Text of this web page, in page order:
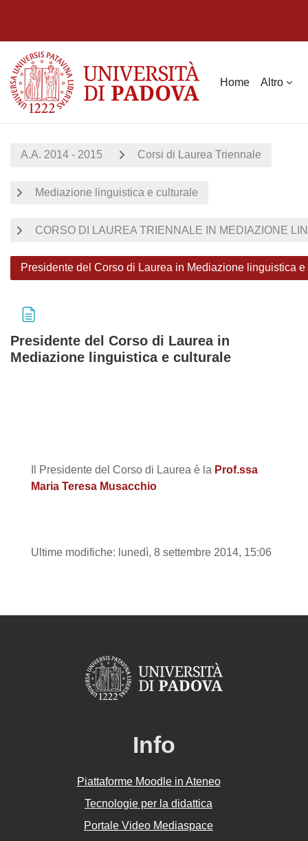
Home Altro
A.A. 2014 - 2015 Corsi di Laurea Triennale
Mediazione linguistica e culturale
CORSO DI LAUREA TRIENNALE IN MEDIAZIONE
Presidente del Corso di Laurea in Mediazione linguistica
Presidente del Corso di Laurea in
Mediazione linguistica e culturale
Il Presidente del Corso di Laurea è la Prof.ssa
Maria Teresa Musacchio
Ultime modifiche: lunedì, 8 settembre 2014, 15:06
Info
Piattaforme Moodle in Ateneo
Tecnologie per la didattica
Portale Video Mediaspace